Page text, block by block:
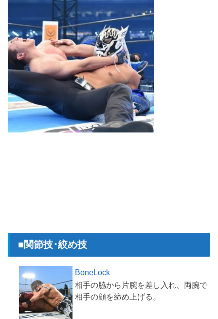
■関節技･絞め技
BoneLock
相手の脇から片腕を差し入れ、両腕で